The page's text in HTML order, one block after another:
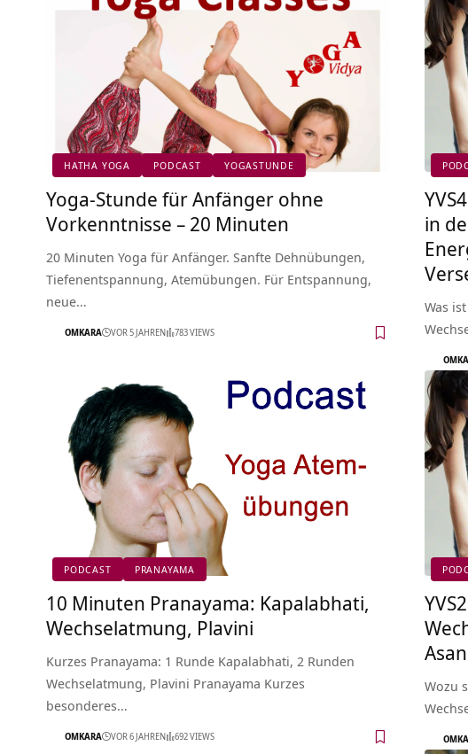
HATHA YOGA PODCAST YOGASTUNDE
Yoga-Stunde für Anfänger ohne
Vorkenntnisse – 20 Minuten
20 Minuten Yoga für Anfänger. Sanfte Dehnübungen,
Tiefenentspannung, Atemübungen. Für Entspannung,
neue…
OMKARA VOR 5 JAHREN 783 VIEWS
in
Was
PODCAST PRANAYAMA
10 Minuten Pranayama: Kapalabhati,
Wechselatmung, Plavini
Kurzes Pranayama: 1 Runde Kapalabhati, 2 Runden
Wechselatmung, Plavini Pranayama Kurzes
besonderes…
OMKARA VOR 6 JAHREN 692 VIEWS
Wozu